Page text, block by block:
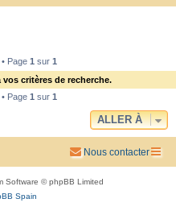
h
Page 1sur 1
critères de recherche.
Page 1sur 1
ALLER À
Nous contacter
Software © phpBB Limited
Spain